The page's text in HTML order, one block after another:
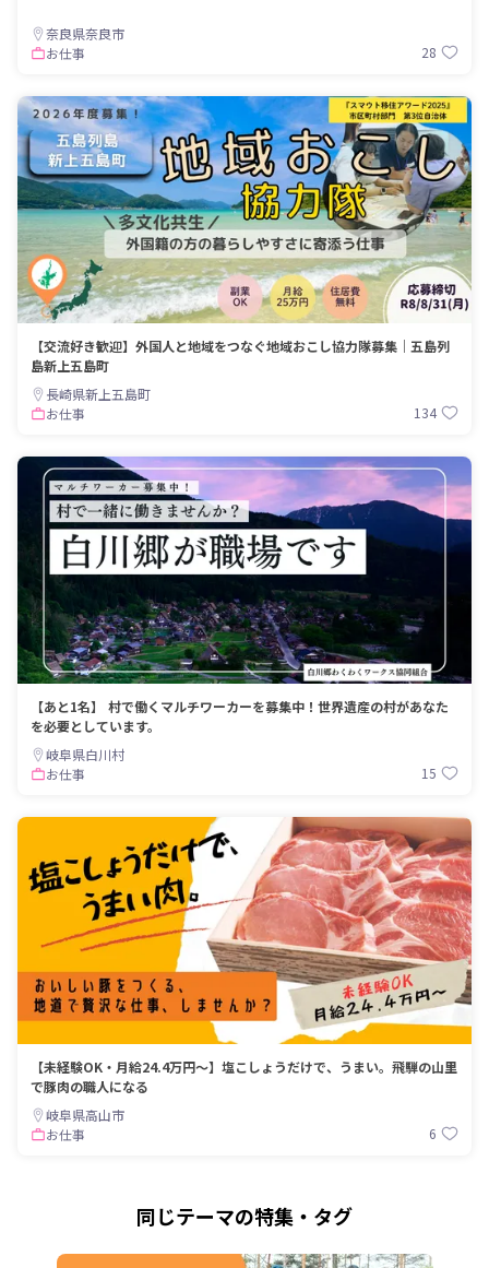
奈良県奈良市
お仕事
28
【交流好き歓迎】外国人と地域をつなぐ地域おこし協力隊募集｜五島列
島新上五島町
長崎県新上五島町
お仕事
134
【あと1名】 村で働くマルチワーカーを募集中！世界遺産の村があなた
を必要としています。
岐阜県白川村
お仕事
15
【未経験OK・月給24.4万円〜】塩こしょうだけで、うまい。飛騨の山里
で豚肉の職人になる
岐阜県高山市
お仕事
6
同じテーマの特集・タグ